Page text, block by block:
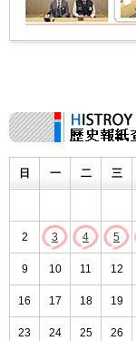
日 一 二 三
2 3 4 5
9 10 11 12
16 17 18 19
23 24 25 26